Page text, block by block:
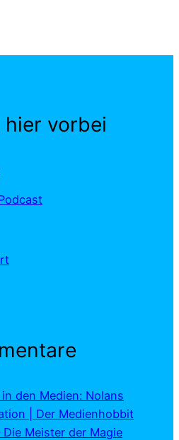
hier vorbei
den Medien: Nolans
| Der Medienhobbit
Die Meister der Magie